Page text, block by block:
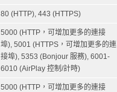
80 (HTTP), 443 (HTTPS)
5000 (HTTP，可增加更多的連接
埠), 5001 (HTTPS，可增加更多的連
接埠), 5353 (Bonjour 服務), 6001-
6010 (AirPlay 控制/計時)
5000 (HTTP，可增加更多的連接